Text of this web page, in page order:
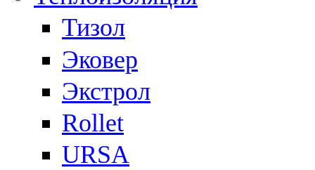
Тизол
Эковер
Экстрол
Rollet
URSA